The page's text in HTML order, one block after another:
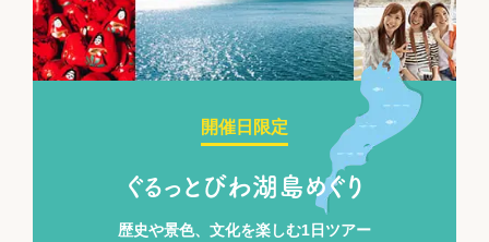
開催日限定
ぐるっとびわ湖島めぐり
歴史や景色、文化を楽しむ1日ツアー